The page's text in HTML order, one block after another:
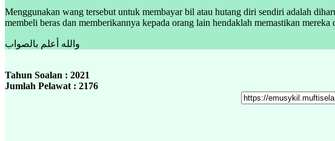
Menggunakan wang tersebut untuk membayar bil atau hutang diri sendiri adalah
membeli beras dan memberikannya kepada orang lain hendaklah memastikan
والله أعلم بالصواب
Tahun Soalan : 2021
Jumlah Pelawat : 2176